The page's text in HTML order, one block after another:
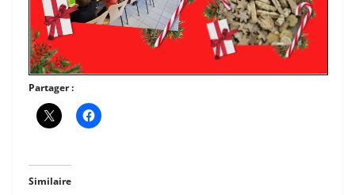
Partager :
Similaire